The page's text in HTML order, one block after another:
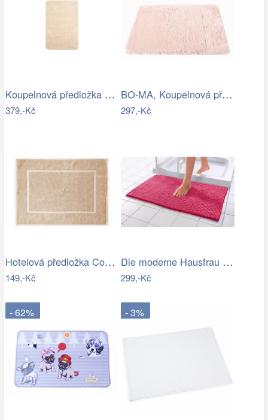
Koupelnová předložka Optima 60x90 cm…
379,-Kč
BO-MA, Koupelnová předložka Rabbit New…
297,-Kč
Hotelová předložka Comfort krémová 750g…
149,-Kč
Die moderne Hausfrau Koupelnová…
299,-Kč
- 62% - 3%